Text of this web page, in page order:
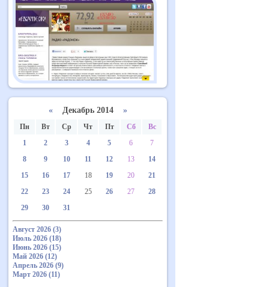
«Декабрь 2014 »
Пн Вт Ср Чт Пт Сб
Вс
1
2 3 4 5 6
7
8
9 10 11 12 13
14
15
16 17 18 19 20
21
22
23 24 25 26 27
28
29
30 31
Август 2026 (3)
Июль 2026 (18)
Июнь 2026 (15)
Май 2026 (12)
Апрель 2026 (9)
Март 2026 (11)